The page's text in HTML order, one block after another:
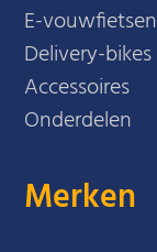
E-vouwfietsen
Delivery-bikes
Accessoires
Onderdelen
Merken